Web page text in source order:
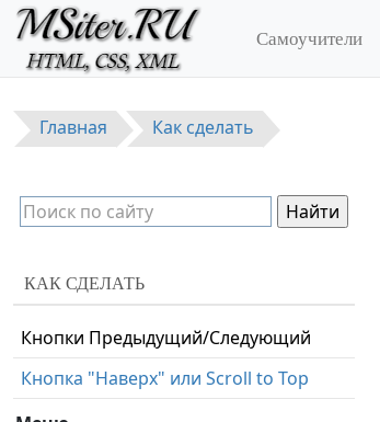
Перейти к основному содержанию
Самоучители
Главная Как сделать
КАК СДЕЛАТЬ
Кнопки
Кнопка Показать больше/Показать
меньше
Разделенная кнопка с выпадающим
меню
Кнопка с уведомлением
Закругленные кнопки
Кнопки Предыдущий/Следующий
Кнопка "Наверх" или Scroll to Top